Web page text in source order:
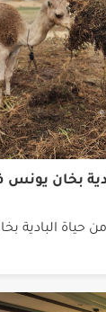
بخان يونس
حياة البادية